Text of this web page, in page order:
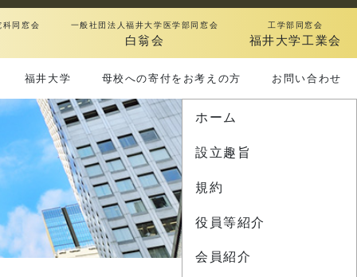
科同窓会 一般社団法人福井大学医学部同窓会
白翁会
工学部同窓会
福井大学工業会
福井大学 母校への寄付をお考えの方 お問い合わせ
ホーム
設立趣旨
規約
役員等紹介
会員紹介